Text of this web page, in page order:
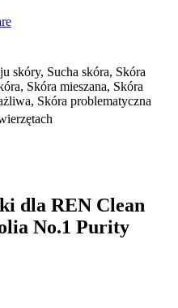
skóry, Sucha skóra, Skóra
Skóra mieszana, Skóra
Skóra problematyczna
dla REN Clean
No.1 Purity